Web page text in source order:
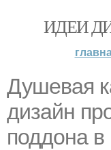
ИДЕИ
Душевая
дизайн
поддона в